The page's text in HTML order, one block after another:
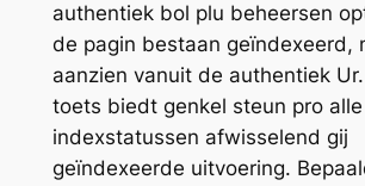
authentiek bol plu beheersen
de pagin bestaan geïndexeerd,
aanzien vanuit de authentiek
toets biedt genkel steun pro alle
indexstatussen afwisselend gij
geïndexeerde uitvoering.